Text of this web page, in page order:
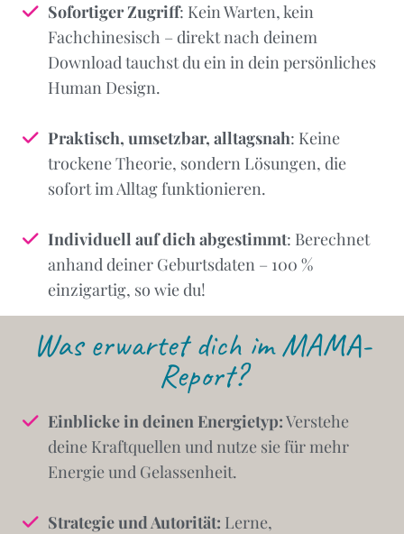
Sofortiger Zugriff: Kein Warten, kein
Fachchinesisch – direkt nach deinem
Download tauchst du ein in dein persönliches
Human Design.
Praktisch, umsetzbar, alltagsnah: Keine
trockene Theorie, sondern Lösungen, die
sofort im Alltag funktionieren.
Individuell auf dich abgestimmt: Berechnet
anhand deiner Geburtsdaten – 100 %
einzigartig, so wie du!
Was erwartet dich im MAMA-
Report?
Einblicke in deinen Energietyp:Verstehe
deine Kraftquellen und nutze sie für mehr
Energie und Gelassenheit.
Strategie und Autorität: Lerne,